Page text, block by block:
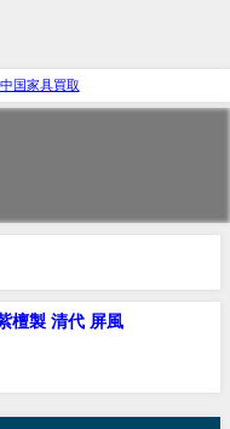
中国家具買取
檀製 清代 屏風